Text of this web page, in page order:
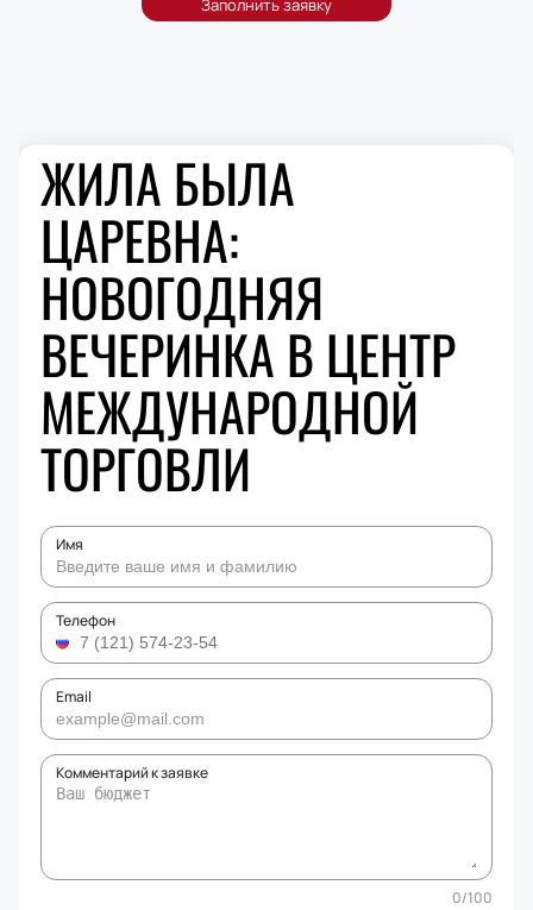
ЖИЛА БЫЛА
ЦАРЕВНА:
НОВОГОДНЯЯ
ВЕЧЕРИНКА В ЦЕНТР
МЕЖДУНАРОДНОЙ
ТОРГОВЛИ
Имя
Телефон
Email
Комментарий к заявке
0/100